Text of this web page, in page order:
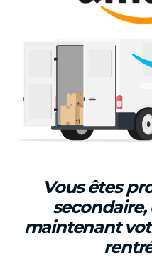
Vous êtes
secondaire,
maintenant